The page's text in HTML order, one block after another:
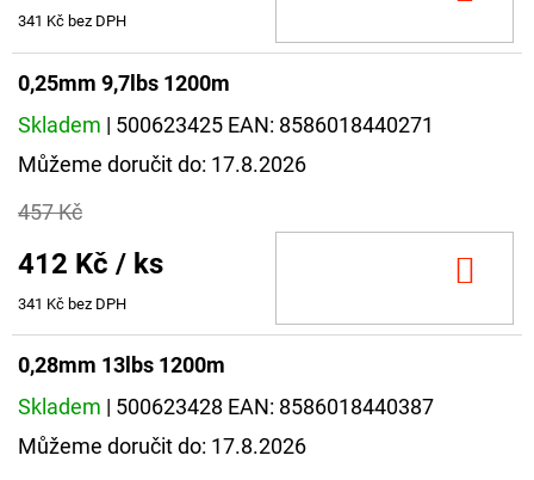
341 Kč bez DPH
0,25mm 9,7lbs 1200m
Skladem | 500623425 EAN: 8586018440271
Můžeme doručit do: 17.8.2026
457 Kč
412 Kč / ks
341 Kč bez DPH
0,28mm 13lbs 1200m
Skladem | 500623428 EAN: 8586018440387
Můžeme doručit do: 17.8.2026